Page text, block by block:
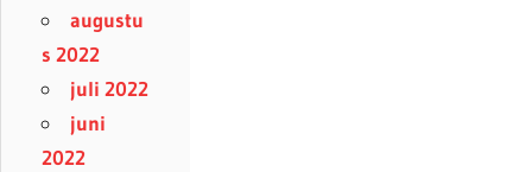
augustu
s 2022
juli 2022
juni
2022